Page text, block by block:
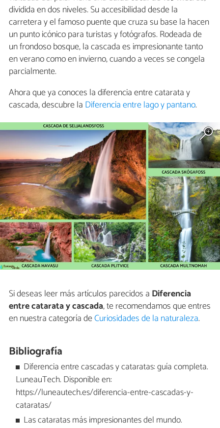
dividida en dos niveles. Su accesibilidad desde la
carretera y el famoso puente que cruza su base la hacen
un punto icónico para turistas y fotógrafos. Rodeada de
un frondoso bosque, la cascada es impresionante tanto
en verano como en invierno, cuando a veces se congela
parcialmente.
Ahora que ya conoces la diferencia entre catarata y
cascada, descubre la Diferencia entre lago y pantano.
Si deseas leer más artículos parecidos a Diferencia
entre catarata y cascada, te recomendamos que entres
en nuestra categoría deCuriosidades de la naturaleza.
Bibliografía
Diferencia entre cascadas y cataratas: guía completa.
LuneauTech. Disponible en:
https://luneautech.es/diferencia-entre-cascadas-y-
cataratas/
Las cataratas más impresionantes del mundo.